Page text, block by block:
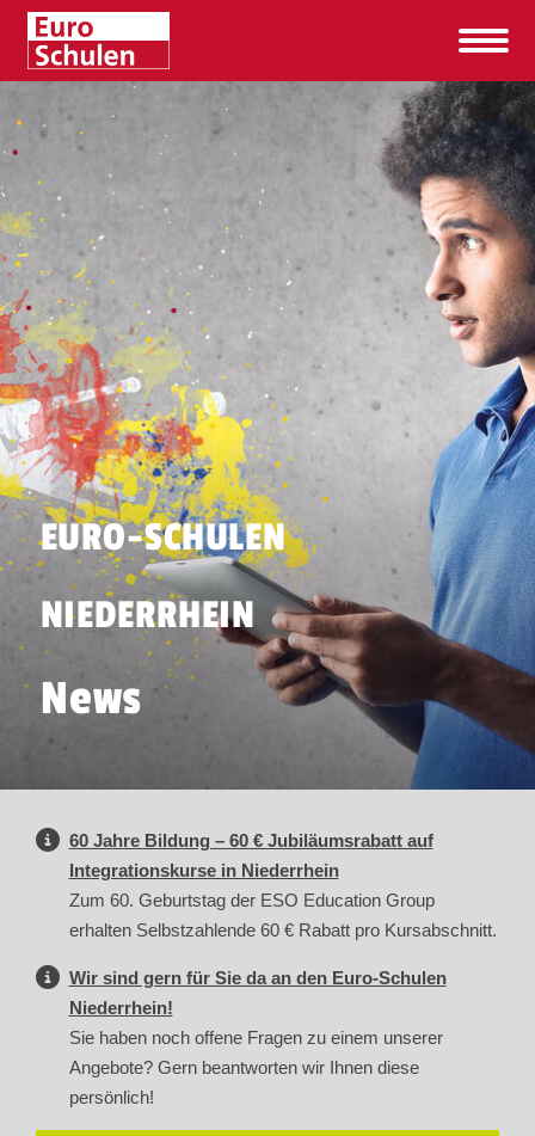
EURO-SCHULEN
NIEDERRHEIN
News
60 Jahre Bildung – 60 € Jubiläumsrabatt auf
Integrationskurse in Niederrhein
Zum 60. Geburtstag der ESO Education Group
erhalten Selbstzahlende 60 € Rabatt pro Kursabschnitt.
Wir sind gern für Sie da an den Euro-Schulen
Niederrhein!
Sie haben noch offene Fragen zu einem unserer
Angebote? Gern beantworten wir Ihnen diese
persönlich!